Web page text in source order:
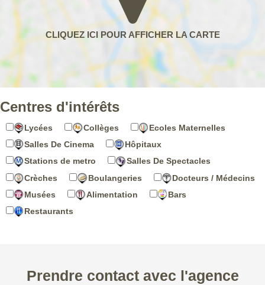
Centres d'intérêts
Lycées Collèges
Ecoles Maternelles
Salles De Cinema
Hôpitaux
Stations de metro
Salles De Spectacles
Crèches
Boulangeries
Docteurs / Médecins
Musées
Alimentation
Bars
Restaurants
Prendre contact avec l'agence